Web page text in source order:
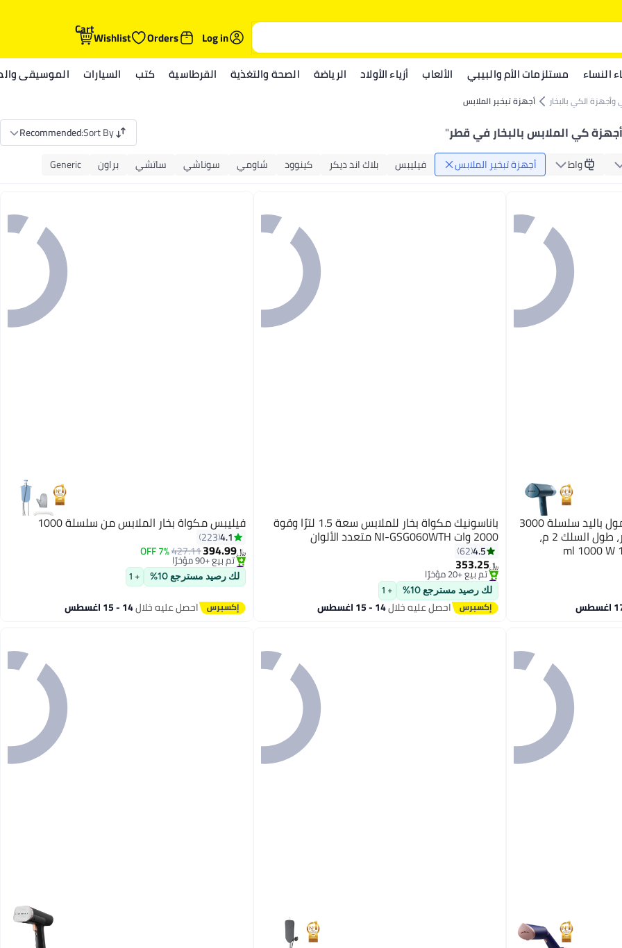
Log in
Orders
Wishlist
Cart
النساء مستلزمات الأم والبيبي الألعاب أزياء الأولاد الرياضة الصحة والتغذية القرطاسية كتب السيارات الموسيقى
الكي بالبخار أجهزة تبخير الملابس
أجهزة كي الملابس بالبخار في قطر"
Sort By
:
Recommended
واط أجهزة تبخير الملابس فيليبس بلاك اند ديكر كينوود شاومي سوناشي ساتشي براون Generic
فيليبس جهاز كي بالبخار محمول باليد سلسلة 3000
- 20 جرام/دقيقة بخار مستمر، طول السلك 2 م،
صغير الحجم وقابل للطي، 100 ml 1000 W
باناسونيك مكواة بخار للملابس سعة 1.5 لترًا وقوة
2000 وات NI-GSG060WTH متعدد الألوان
4.5
62
﷼‏353.25
#13 في كاويات بخار للملابس
باقي 2 وحدات في المخزون
تم بيع +20 مؤخرًا
#13 في كاويات بخار للملابس
لك رصيد مسترجع 10% + 1
احصل عليه خلال14 - 15 اغسطس
فيليبس مكواة بخار الملابس من سلسلة 1000
4.1
223
﷼‏394.99
427.11
7% OFF
#10 في كاويات بخار للملابس
باقي 10 وحدات في المخزون
تم بيع +90 مؤخرًا
#10 في كاويات بخار للملابس
لك رصيد مسترجع 10% + 1
احصل عليه خلال14 - 15 اغسطس